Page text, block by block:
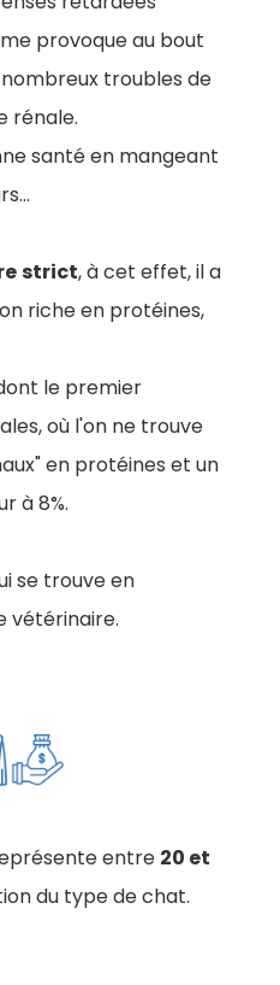
provoque au bout
troubles de
rénale.
santé en mangeant
strict, à cet effet, il a
riche en protéines,
le premier
où l'on ne trouve
en protéines et un
à 8%.
se trouve en
vétérinaire.
entre 20 et
du type de chat.